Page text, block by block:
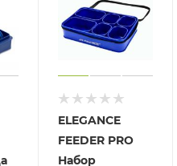
ELEGANCE
FEEDER PRO
Набор